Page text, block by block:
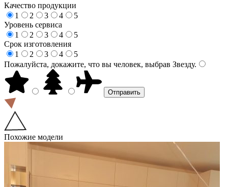
Качество продукции
1
2 3 4
5
Уровень сервиса
1
2 3 4
5
Срок изготовления
1
2 3 4
5
Пожалуйста, докажите, что вы человек, выбрав Звезду.
Похожие модели